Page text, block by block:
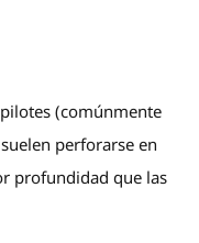
(comúnmente
perforarse en
profundidad que las